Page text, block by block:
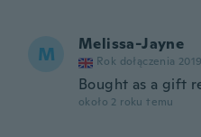
M Melissa-Jayne
Rok dołączenia 2019
Bought as a gift
około 2 roku temu